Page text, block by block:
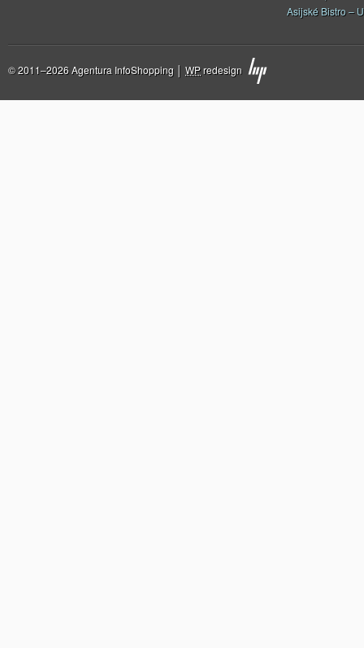
Asijské Bistro –
© 2011–2026 Agentura InfoShopping │ WPredesign